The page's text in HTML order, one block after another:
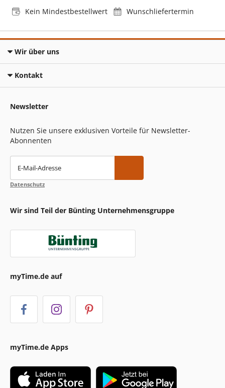
Kein Mindestbestellwert
Wunschliefertermin
Wir über uns
Kontakt
Newsletter
Nutzen Sie unsere exklusiven Vorteile für Newsletter-
Abonnenten
E-Mail-Adresse
Datenschutz
Wir sind Teil der Bünting Unternehmensgruppe
myTime.de auf
myTime.de Apps